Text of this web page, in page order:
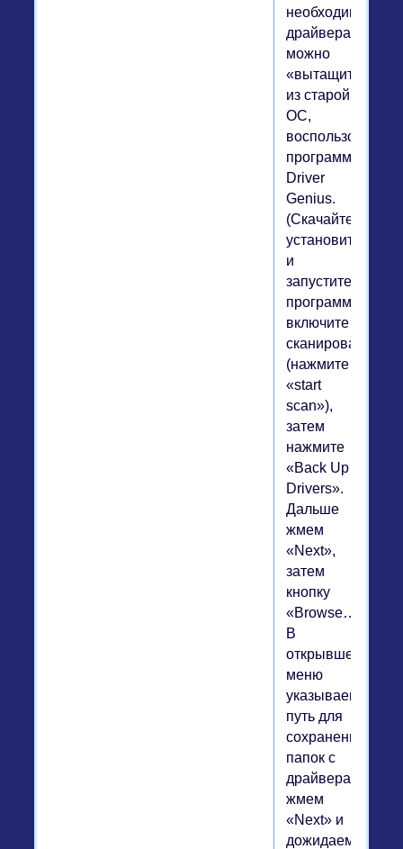
необходимые
драйвера
можно
«вытащить»
из старой
ОС,
программой
Driver
Genius.
(Скачайте,
установите
и
запустите
программу,
включите
сканирование
(нажмите
«start
scan»),
затем
нажмите
«Back Up
Drivers».
Дальше
жмем
«Next»,
затем
кнопку
«Browse…».
В
открывшемся
меню
указываем
путь для
сохранения
папок с
драйверами,
жмем
«Next» и
дожидаемся